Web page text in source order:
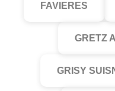
FAVIERES
GRETZ
GRISY